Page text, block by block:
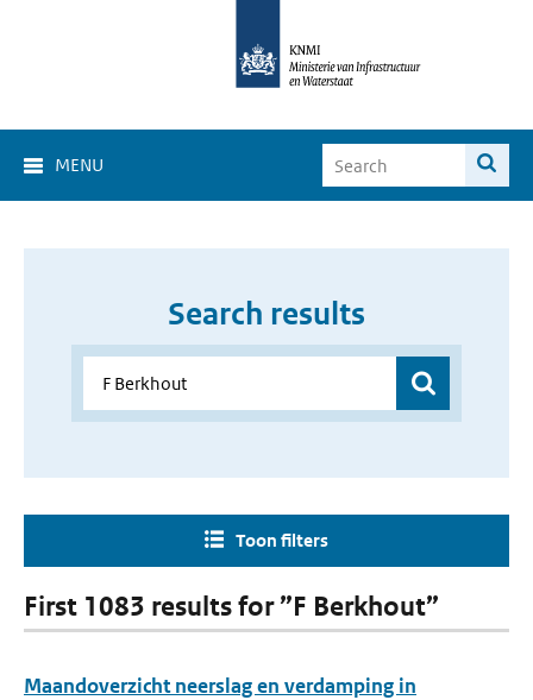
MENU
Search results
Toon filters
First 1083 results for ”F Berkhout”
Maandoverzicht neerslag en verdamping in